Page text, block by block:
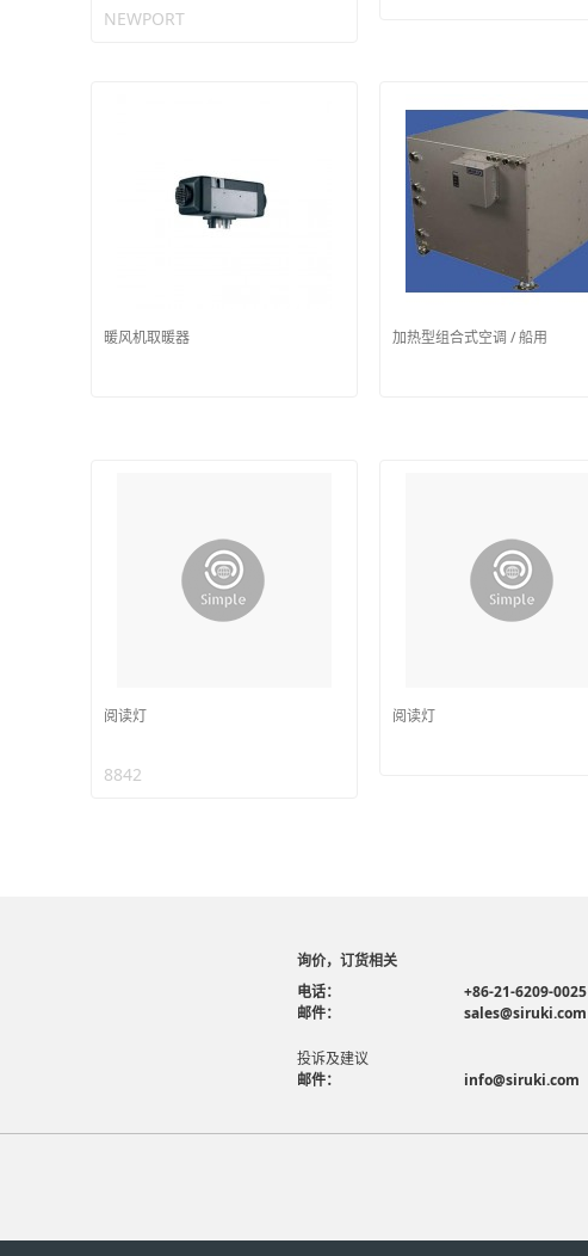
NEWPORT
暖风机取暖器 加热型组合式空调 / 船用
阅读灯
8842
阅读灯
询价，订货相关
电话：
+86-21-6209-0025
邮件：
sales@siruki.com
投诉及建议
邮件：
info@siruki.com